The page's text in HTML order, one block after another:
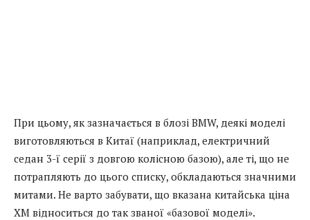
При цьому, як зазначається в блозі BMW, деякі моделі
виготовляються в Китаї (наприклад, електричний
седан 3-ї серії з довгою колісною базою), але ті, що не
потрапляють до цього списку, обкладаються значними
митами. Не варто забувати, що вказана китайська ціна
XM відноситься до так званої «базової моделі».